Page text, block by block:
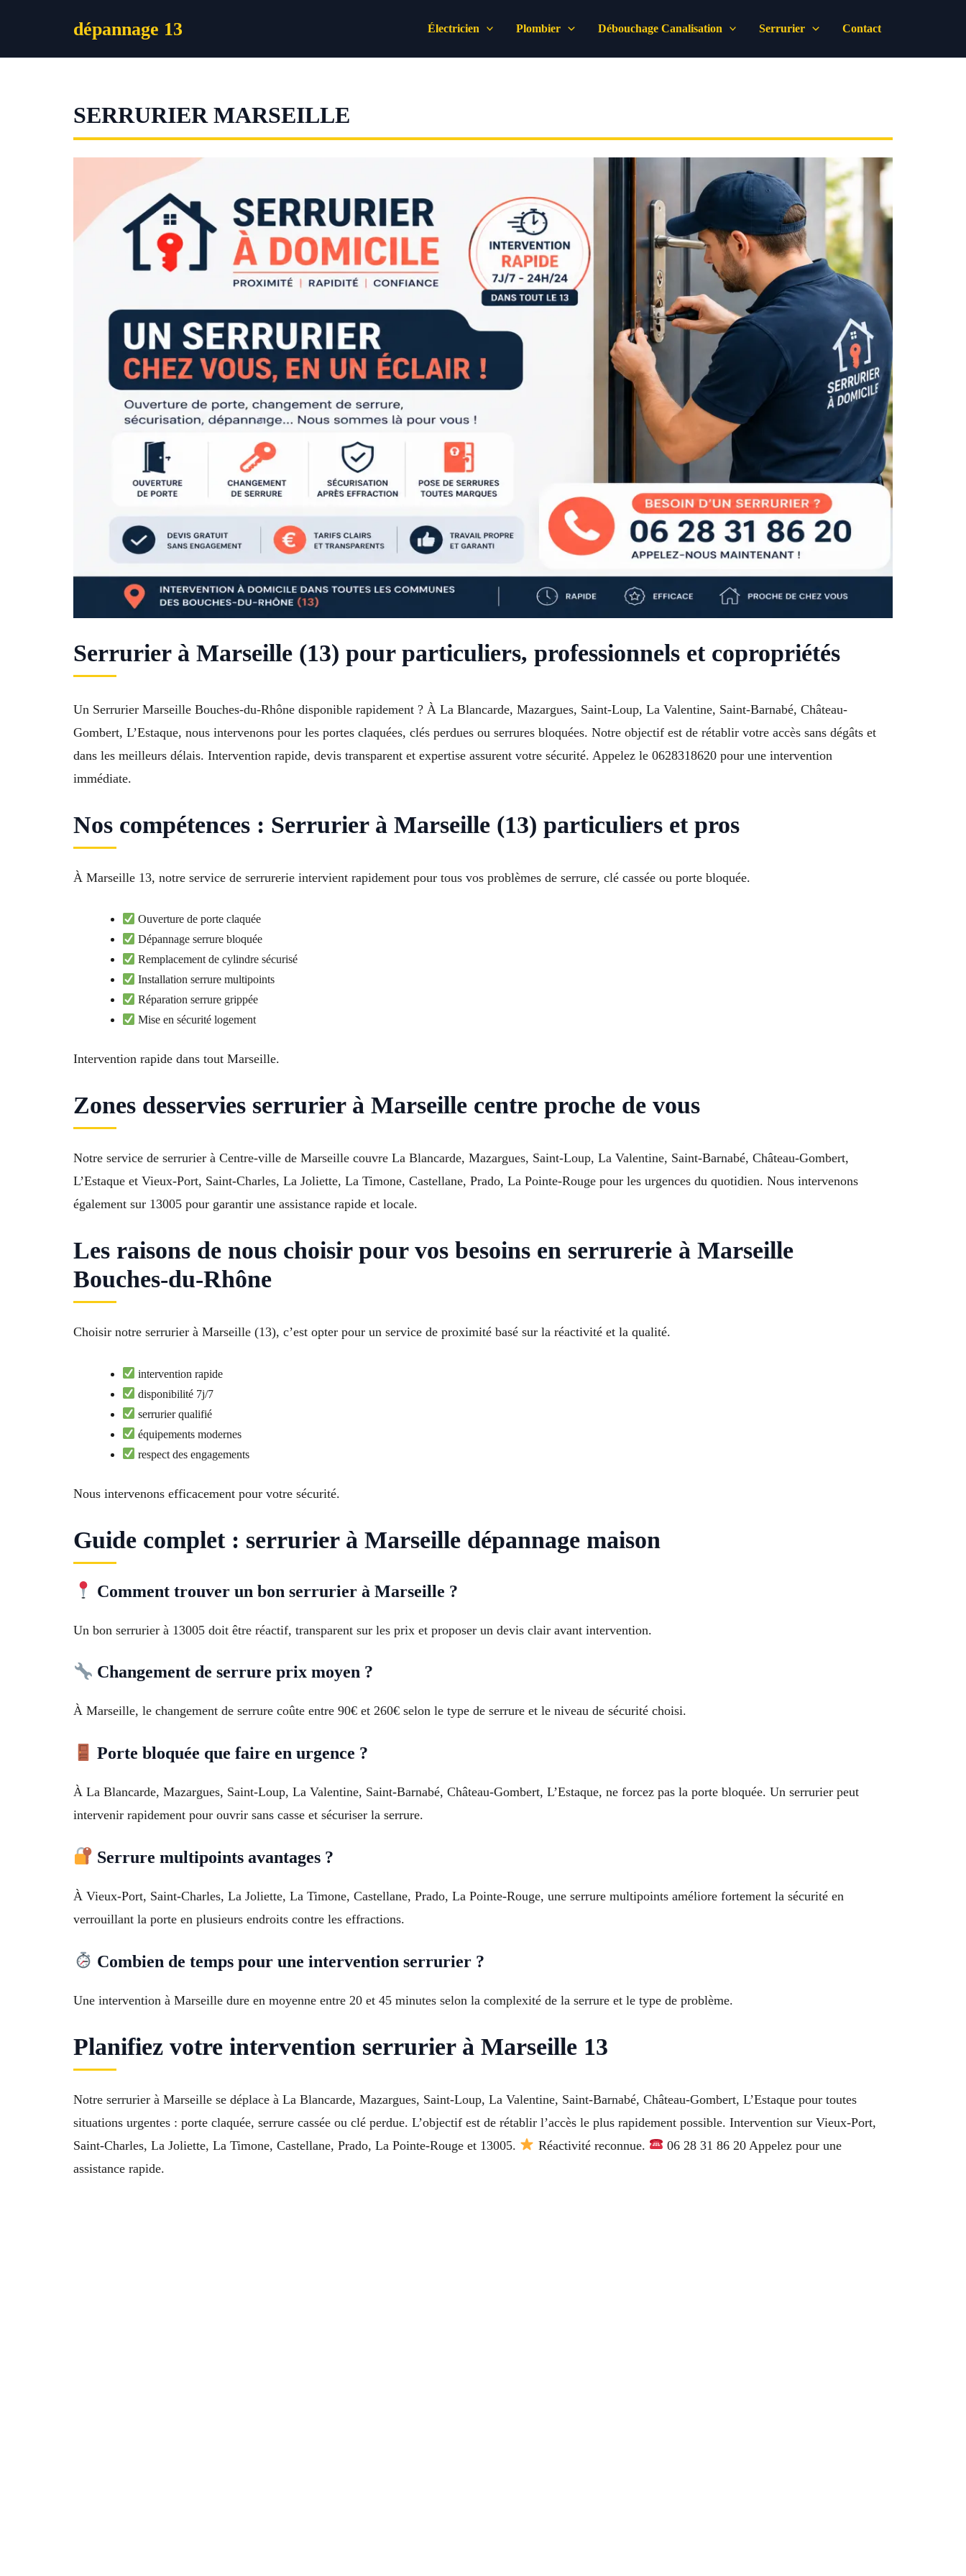
dépannage 13 Électricien Plombier Débouchage Canalisation Serrurier Contact
SERRURIER MARSEILLE
Serrurier à Marseille (13) pour particuliers, professionnels et copropriétés
Un Serrurier Marseille Bouches-du-Rhône disponible rapidement ? À La Blancarde, Mazargues, Saint-Loup, La Valentine, Saint-Barnabé, Château-
Gombert, L’Estaque, nous intervenons pour les portes claquées, clés perdues ou serrures bloquées. Notre objectif est de rétablir votre accès sans dégâts et
dans les meilleurs délais. Intervention rapide, devis transparent et expertise assurent votre sécurité. Appelez le 0628318620 pour une intervention
immédiate.
Nos compétences : Serrurier à Marseille (13) particuliers et pros
À Marseille 13, notre service de serrurerie intervient rapidement pour tous vos problèmes de serrure, clé cassée ou porte bloquée.
Ouverture de porte claquée
Dépannage serrure bloquée
Remplacement de cylindre sécurisé
Installation serrure multipoints
Réparation serrure grippée
Mise en sécurité logement
Intervention rapide dans tout Marseille.
Zones desservies serrurier à Marseille centre proche de vous
Notre service de serrurier à Centre-ville de Marseille couvre La Blancarde, Mazargues, Saint-Loup, La Valentine, Saint-Barnabé, Château-Gombert,
L’Estaque et Vieux-Port, Saint-Charles, La Joliette, La Timone, Castellane, Prado, La Pointe-Rouge pour les urgences du quotidien. Nous intervenons
également sur 13005 pour garantir une assistance rapide et locale.
Les raisons de nous choisir pour vos besoins en serrurerie à Marseille
Bouches-du-Rhône
Choisir notre serrurier à Marseille (13), c’est opter pour un service de proximité basé sur la réactivité et la qualité.
intervention rapide
disponibilité 7j/7
serrurier qualifié
équipements modernes
respect des engagements
Nous intervenons efficacement pour votre sécurité.
Guide complet : serrurier à Marseille dépannage maison
Comment trouver un bon serrurier à Marseille ?
Un bon serrurier à 13005 doit être réactif, transparent sur les prix et proposer un devis clair avant intervention.
Changement de serrure prix moyen ?
À Marseille, le changement de serrure coûte entre 90€ et 260€ selon le type de serrure et le niveau de sécurité choisi.
Porte bloquée que faire en urgence ?
À La Blancarde, Mazargues, Saint-Loup, La Valentine, Saint-Barnabé, Château-Gombert, L’Estaque, ne forcez pas la porte bloquée. Un serrurier peut
intervenir rapidement pour ouvrir sans casse et sécuriser la serrure.
Serrure multipoints avantages ?
À Vieux-Port, Saint-Charles, La Joliette, La Timone, Castellane, Prado, La Pointe-Rouge, une serrure multipoints améliore fortement la sécurité en
verrouillant la porte en plusieurs endroits contre les effractions.
Combien de temps pour une intervention serrurier ?
Une intervention à Marseille dure en moyenne entre 20 et 45 minutes selon la complexité de la serrure et le type de problème.
Planifiez votre intervention serrurier à Marseille 13
Notre serrurier à Marseille se déplace à La Blancarde, Mazargues, Saint-Loup, La Valentine, Saint-Barnabé, Château-Gombert, L’Estaque pour toutes
situations urgentes : porte claquée, serrure cassée ou clé perdue. L’objectif est de rétablir l’accès le plus rapidement possible. Intervention sur Vieux-Port,
Saint-Charles, La Joliette, La Timone, Castellane, Prado, La Pointe-Rouge et 13005.
Réactivité reconnue.
06 28 31 86 20 Appelez pour une
assistance rapide.